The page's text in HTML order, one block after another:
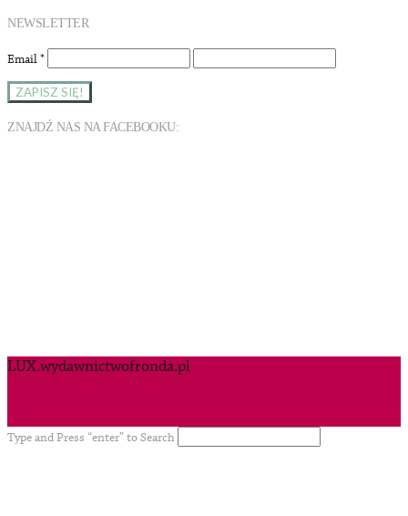
NEWSLETTER
Email*
ZNAJDŹ NAS NA FACEBOOKU:
LUX.wydawnictwofronda.pl
Type and Press “enter” to Search